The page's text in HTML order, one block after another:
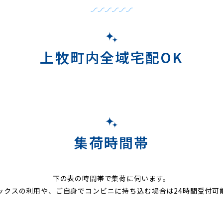
上牧町内全域宅配OK
集荷時間帯
下の表の時間帯で集荷に伺います。
クスの利用や、ご自身でコンビニに持ち込む場合は24時間受付可